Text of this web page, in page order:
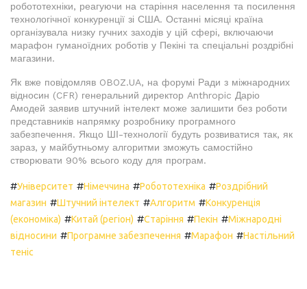
робототехніки, реагуючи на старіння населення та посилення
технологічної конкуренції зі США. Останні місяці країна
організувала низку гучних заходів у цій сфері, включаючи
марафон гуманоїдних роботів у Пекіні та спеціальні роздрібні
магазини.
Як вже повідомляв OBOZ.UA, на форумі Ради з міжнародних
відносин (CFR) генеральний директор Anthropic Даріо
Амодей заявив штучний інтелект може залишити без роботи
представників напрямку розробнику програмного
забезпечення. Якщо ШІ-технології будуть розвиватися так, як
зараз, у майбутньому алгоритми зможуть самостійно
створювати 90% всього коду для програм.
#Університет #Німеччина #Робототехніка #Роздрібний
магазин #Штучний інтелект #Алгоритм #Конкуренція
(економіка) #Китай (регіон) #Старіння #Пекін #Міжнародні
відносини #Програмне забезпечення #Марафон #Настільний
теніс